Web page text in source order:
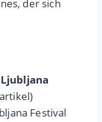
der sich
Festival